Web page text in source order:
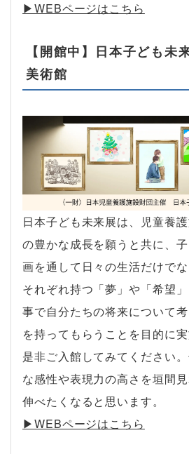
▶︎WEBページはこちら
【開館中】日本子ども未
美術館
日本子ども未来展は、児童養
の豊かな成長を願うと共に、
画を通して日々の生活だけで
それぞれ持つ「夢」や「希望
事で自分たちの将来について考
を持ってもらうことを目的に実
是非ご入館してみてください
な感性や表現力の高さを垣間
伸べたくなると思います。
▶︎WEBページはこちら